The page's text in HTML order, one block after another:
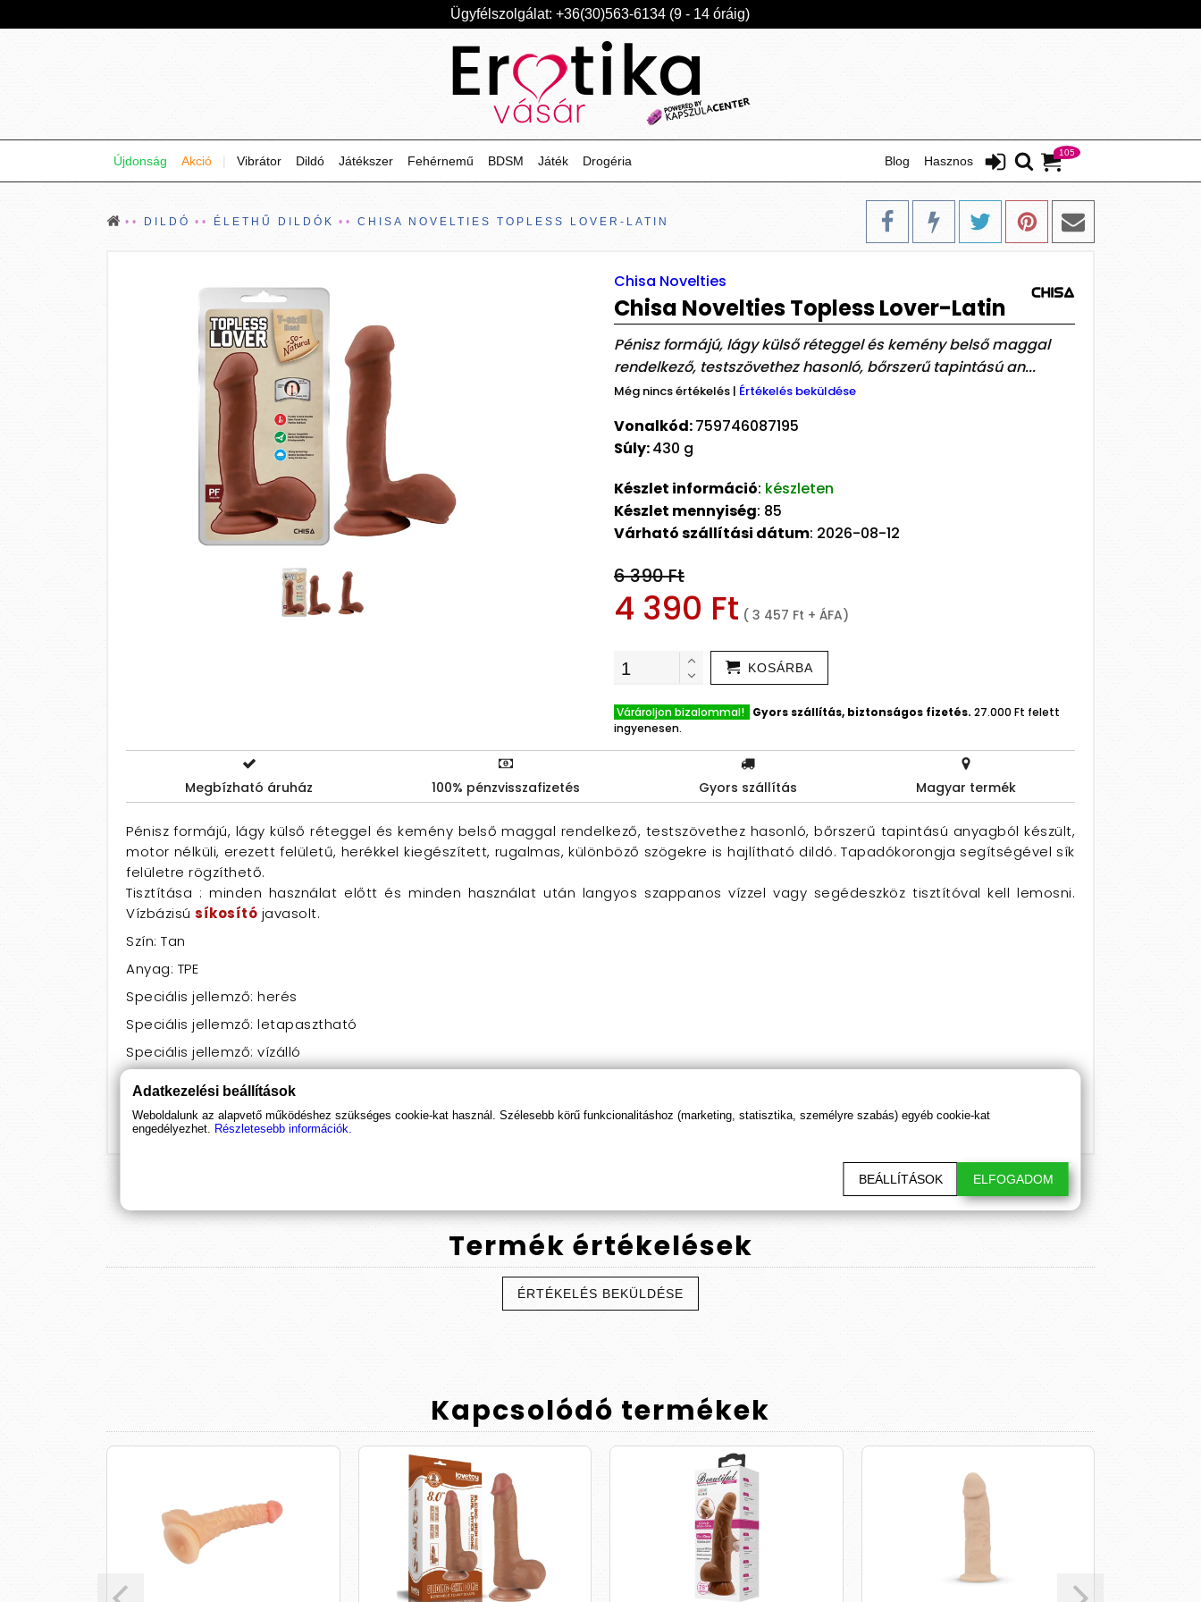
Ügyfélszolgálat: +36(30)563-6134 (9 - 14 óráig)
105
Hasznos
Újdonság Blog
Akció | Vibrátor Dildó Játékszer Fehérnemű BDSM Játék Drogéria
DILDÓ ÉLETHŰ DILDÓK CHISA NOVELTIES TOPLESS LOVER-LATIN
Chisa Novelties
Chisa Novelties Topless Lover-Latin
Pénisz formájú, lágy külső réteggel és kemény belső maggal
rendelkező, testszövethez hasonló, bőrszerű tapintású an...
Még nincs értékelés | Értékelés beküldése
Vonalkód:759746087195
Súly:430 g
Készlet információ: készleten
Készlet mennyiség: 85
Várható szállítási dátum: 2026-08-12
6 390 Ft
4 390 Ft ( 3 457 Ft + ÁFA)
KOSÁRBA
Várároljon bizalommal! Gyors szállítás, biztonságos fizetés. 27.000 Ft felett
ingyenesen.
Megbízható áruház 100% pénzvisszafizetés Gyors szállítás Magyar termék
Pénisz formájú, lágy külső réteggel és kemény belső maggal rendelkező, testszövethez hasonló, bőrszerű tapintású anyagból készült,
motor nélküli, erezett felületű, herékkel kiegészített, rugalmas, különböző szögekre is hajlítható dildó. Tapadókorongja segítségével sík
felületre rögzíthető.
Tisztítása : minden használat előtt és minden használat után langyos szappanos vízzel vagy segédeszköz tisztítóval kell lemosni.
Vízbázisú síkosító javasolt.
Szín: Tan
Anyag: TPE
Speciális jellemző: herés
Speciális jellemző: letapasztható
Speciális jellemző: vízálló
Átmérő: 3,5 - 3,9
Termék értékelések
ÉRTÉKELÉS BEKÜLDÉSE
Kapcsolódó termékek
Adatkezelési beállítások
Weboldalunk az alapvető működéshez szükséges cookie-kat használ. Szélesebb körű funkcionalitáshoz (marketing, statisztika, személyre szabás) egyéb cookie-kat
engedélyezhet. Részletesebb információk.
BEÁLLÍTÁSOK ELFOGADOM